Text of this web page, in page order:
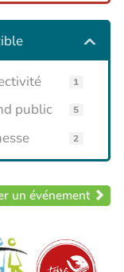
1
public 5
2
un événement